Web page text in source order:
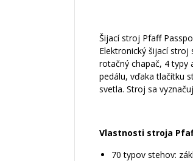
Šijací stroj Pfaff
Elektronický šijací
rotačný chapač, 4 typy
pedálu, vďaka tlačítku
svetla. Stroj sa
Vlastnosti stroja
70 typov stehov: